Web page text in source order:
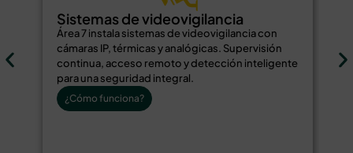
Sistemas de videovigilancia
Área 7 instala sistemas de videovigilancia con
cámaras IP, térmicas y analógicas. Supervisión
continua, acceso remoto y detección inteligente
para una seguridad integral.
¿Cómo funciona?